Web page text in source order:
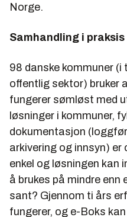
Norge.
Samhandling i praksis
98 danske kommuner (i
offentlig sektor) bruker
fungerer sømløst med
løsninger i kommuner,
dokumentasjon
arkivering og innsyn)
enkel og løsningen kan
å brukes på mindre
sant? Gjennom ti års
fungerer, og e-Boks